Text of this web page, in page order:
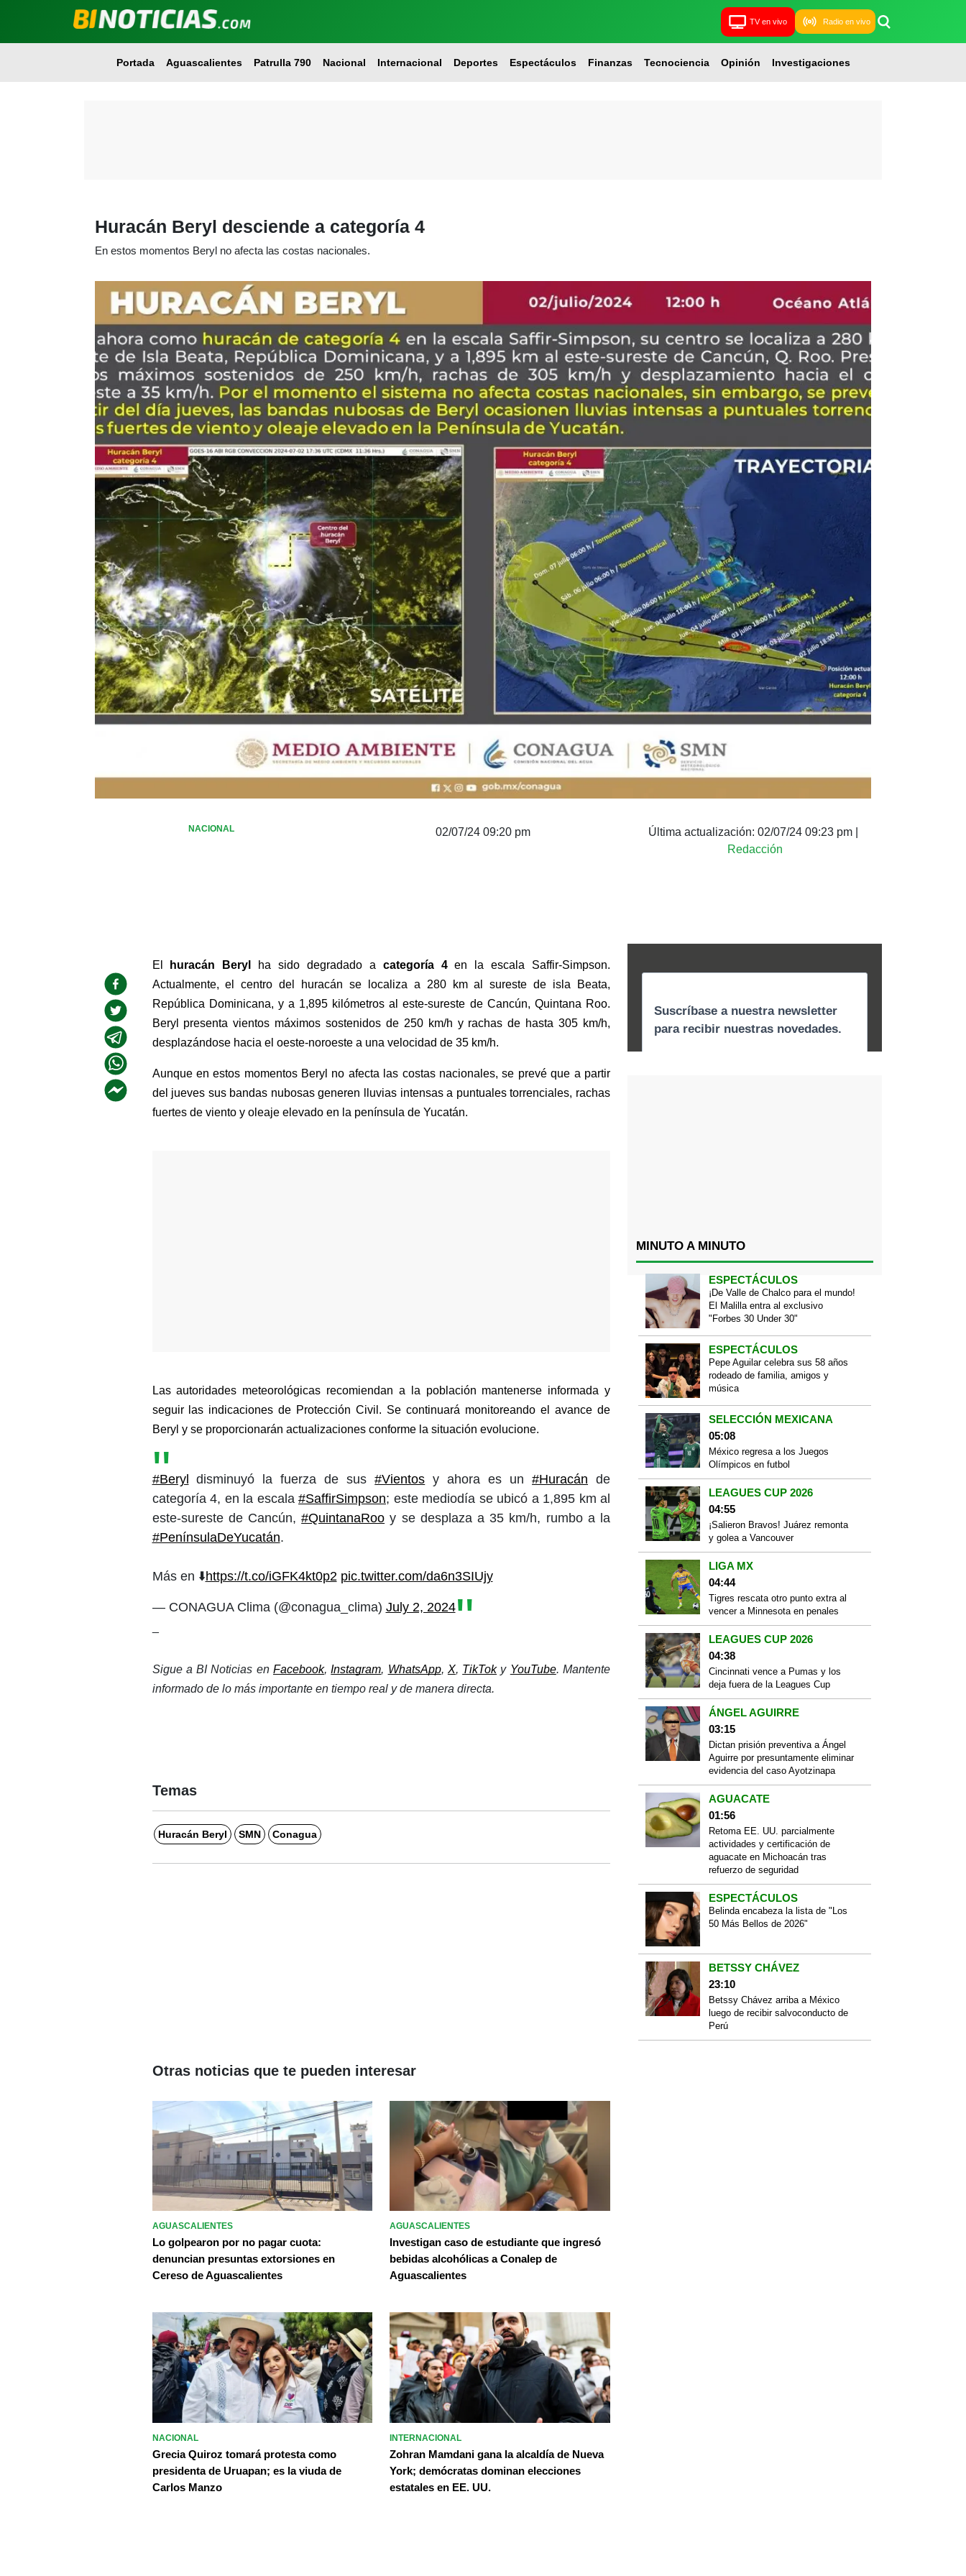
TV en vivo Radio en vivo
Portada Aguascalientes Patrulla 790 Nacional Internacional Deportes Espectáculos Finanzas Tecnociencia Opinión Investigaciones
Huracán Beryl desciende a categoría 4
En estos momentos Beryl no afecta las costas nacionales.
NACIONAL 02/07/24 09:20 pm Última actualización: 02/07/24 09:23 pm
Redacción
El huracán Beryl ha sido degradado a categoría 4 en la escala Saffir-Simpson.
Actualmente, el centro del huracán se localiza a 280 km al sureste de isla Beata,
República Dominicana, y a 1,895 kilómetros al este-sureste de Cancún, Quintana Roo.
Beryl presenta vientos máximos sostenidos de 250 km/h y rachas de hasta 305 km/h,
desplazándose hacia el oeste-noroeste a una velocidad de 35 km/h.
Aunque en estos momentos Beryl no afecta las costas nacionales, se prevé que a partir
del jueves sus bandas nubosas generen lluvias intensas a puntuales torrenciales, rachas
fuertes de viento y oleaje elevado en la península de Yucatán.
Las autoridades meteorológicas recomiendan a la población mantenerse informada y
seguir las indicaciones de Protección Civil. Se continuará monitoreando el avance de
Beryl y se proporcionarán actualizaciones conforme la situación evolucione.
#Beryl disminuyó la fuerza de sus#Vientos y ahora es un#Huracán de
categoría 4, en la escala #SaffirSimpson; este mediodía se ubicó a 1,895 km al
este-sureste de Cancún,#QuintanaRoo y se desplaza a 35 km/h, rumbo a la
#PenínsulaDeYucatán.
Más en ⬇️https://t.co/iGFK4kt0p2 pic.twitter.com/da6n3SIUjy
— CONAGUA Clima (@conagua_clima) July 2, 2024
Sigue a BI Noticias en Facebook, Instagram, WhatsApp, X, TikTok y YouTube. Mantente
informado de lo más importante en tiempo real y de manera directa.
Temas
Huracán Beryl SMN Conagua
MINUTO A MINUTO
ESPECTÁCULOS
¡De Valle de Chalco para el mundo!
El Malilla entra al exclusivo
"Forbes 30 Under 30"
ESPECTÁCULOS
Pepe Aguilar celebra sus 58 años
rodeado de familia, amigos y
música
SELECCIÓN MEXICANA
05:08
México regresa a los Juegos
Olímpicos en futbol
LEAGUES CUP 2026
04:55
¡Salieron Bravos! Juárez remonta
y golea a Vancouver
LIGA MX
04:44
Tigres rescata otro punto extra al
vencer a Minnesota en penales
LEAGUES CUP 2026
04:38
Cincinnati vence a Pumas y los
deja fuera de la Leagues Cup
ÁNGEL AGUIRRE
03:15
Dictan prisión preventiva a Ángel
Aguirre por presuntamente eliminar
evidencia del caso Ayotzinapa
AGUACATE
01:56
Retoma EE. UU. parcialmente
actividades y certificación de
aguacate en Michoacán tras
refuerzo de seguridad
ESPECTÁCULOS
Belinda encabeza la lista de "Los
50 Más Bellos de 2026"
BETSSY CHÁVEZ
23:10
Betssy Chávez arriba a México
luego de recibir salvoconducto de
Perú
Otras noticias que te pueden interesar
AGUASCALIENTES
Lo golpearon por no pagar cuota:
denuncian presuntas extorsiones en
Cereso de Aguascalientes
AGUASCALIENTES
Investigan caso de estudiante que ingresó
bebidas alcohólicas a Conalep de
Aguascalientes
NACIONAL
Grecia Quiroz tomará protesta como
presidenta de Uruapan; es la viuda de
Carlos Manzo
INTERNACIONAL
Zohran Mamdani gana la alcaldía de Nueva
York; demócratas dominan elecciones
estatales en EE. UU.